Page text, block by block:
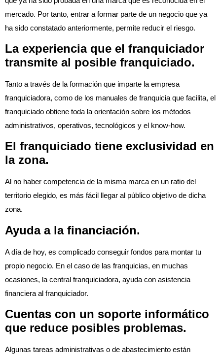
mercado. Por tanto, entrar a formar parte de un negocio que ya
ha sido constatado anteriormente, permite reducir el riesgo.
La experiencia que el franquiciador
transmite al posible franquiciado.
Tanto a través de la formación que imparte la empresa
franquiciadora, como de los manuales de franquicia que facilita, el
franquiciado obtiene toda la orientación sobre los métodos
administrativos, operativos, tecnológicos y el know-how.
El franquiciado tiene exclusividad en
la zona.
Al no haber competencia de la misma marca en un ratio del
territorio elegido, es más fácil llegar al público objetivo de dicha
zona.
Ayuda a la financiación.
A día de hoy, es complicado conseguir fondos para montar tu
propio negocio. En el caso de las franquicias, en muchas
ocasiones, la central franquiciadora, ayuda con asistencia
financiera al franquiciador.
Cuentas con un soporte informático
que reduce posibles problemas.
Algunas tareas administrativas o de abastecimiento están